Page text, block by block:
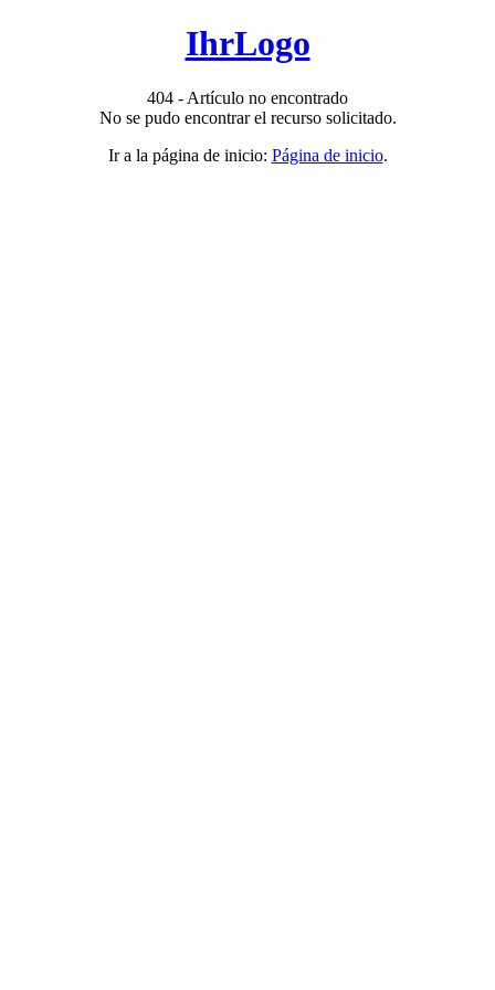
IhrLogo
404 - Artículo no encontrado
No se pudo encontrar el recurso solicitado.
Ir a la página de inicio: Página de inicio.